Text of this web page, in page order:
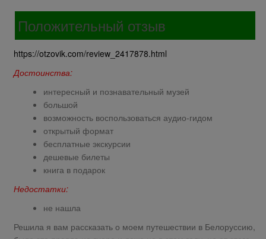
Положительный отзыв
https://otzovik.com/review_2417878.html
Достоинства:
интересный и познавательный музей
большой
возможность воспользоваться аудио-гидом
открытый формат
бесплатные экскурсии
дешевые билеты
книга в подарок
Недостатки:
не нашла
Решила я вам рассказать о моем путешествии в Белоруссию,